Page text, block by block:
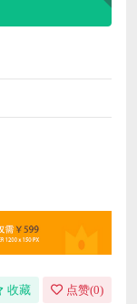
收藏 点赞(0)